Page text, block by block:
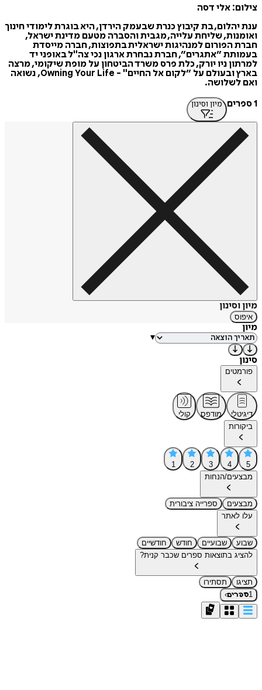
צילום: אלי דסה
ענת יהלום, בת קיבוץ כנרת שבעמק הירדן, היא בוגרת לימודי חינוך
ואומנות, שליחת עלייה, מגבית והסברה מטעם מדינת ישראל,
חברת הפורום למנהיגות ישראלית בתפוצות, חברה מייסדת
בעמותת ״אתגרים״, חברת נבחרת ארגון נכי צה"ל באופני יד
למרתון ניו יורק, כלת פרס משרד הביטחון על מופת שיקומי, מרצה
בארץ ובעולם על ״לקום אל החיים" - Owning Your Life, נשואה
ואם לשלושה.
1 ספרים
מיון וסינון
מיון וסינון
איפוס
מיון
▾
סינון
פורמטים
דיגיטלי מודפס
קולי
ביקורות
5
4
3
2
1
מבצעים/הנחות
מבצעים
ספרייה ציבורית
עלו לאתר
שבוע שבועיים חודש
חודשיים
להציג בתוצאות ספרים שכבר קנית?
תציגו
תסתירו
1ספרים›